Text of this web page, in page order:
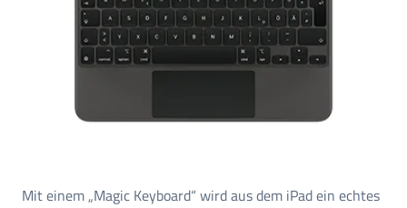
Mit einem „Magic Keyboard“ wird aus dem iPad ein echtes